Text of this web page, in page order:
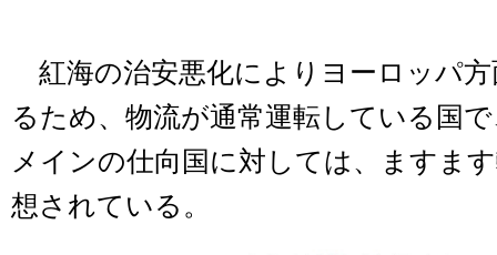
紅海の治安悪化によりヨーロッパ
るため、物流が通常運転している国
メインの仕向国に対しては、ますま
想されている。